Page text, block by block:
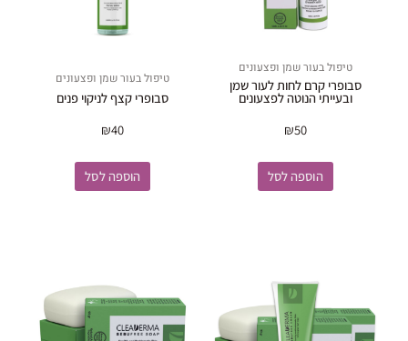
טיפול בעור שמן ופצעונים
סבופרי קרם לחות לעור שמן
ובעייתי הנוטה לפצעונים
₪50
הוספה לסל
טיפול בעור שמן ופצעונים
סבופרי קצף לניקוי פנים
₪40
הוספה לסל